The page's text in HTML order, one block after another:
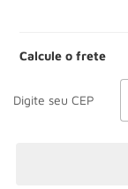
Calcule o frete